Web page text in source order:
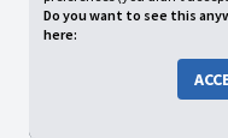
Do you want to see this
here: